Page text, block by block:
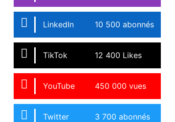
LinkedIn 10 500 abonnés
TikTok 12 400 Likes
YouTube 450 000 vues
Twitter 3 700 abonnés